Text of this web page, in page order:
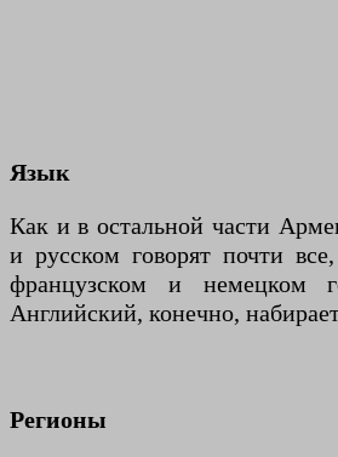
Язык
Как и в остальной части
и русском говорят почти
французском и немецком
Английский, конечно,
Регионы